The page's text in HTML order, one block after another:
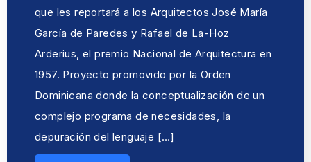
que les reportará a los Arquitectos José María
García de Paredes y Rafael de La-Hoz
Arderius, el premio Nacional de Arquitectura en
1957. Proyecto promovido por la Orden
Dominicana donde la conceptualización de un
complejo programa de necesidades, la
depuración del lenguaje […]